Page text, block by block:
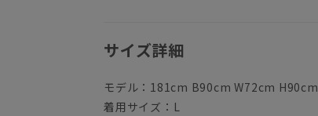
サイズ詳細
モデル：181cm B90cm W72cm H90cm
着用サイズ：L